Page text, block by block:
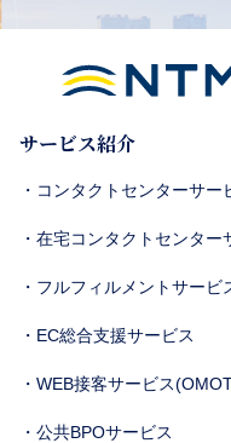
サービス紹介
・コンタクトセンターサー
・在宅コンタクトセンタ
・フルフィルメントサービ
・EC総合支援サービス
・WEB接客サービス
・公共BPOサービス